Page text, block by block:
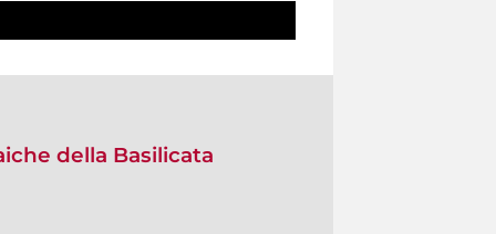
della Basilicata